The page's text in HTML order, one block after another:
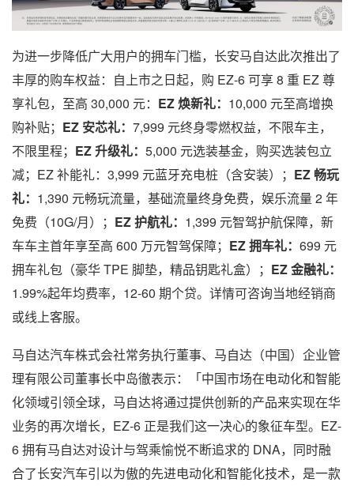
为进一步降低广大用户的拥车门槛，长安马自达此次推出了
丰厚的购车权益：自上市之日起，购 EZ-6 可享 8 重 EZ 尊
享礼包，至高 30,000 元： EZ 焕新礼： 10,000 元至高增换
购补贴； EZ 安芯礼： 7,999 元终身零燃权益，不限车主，
不限里程； EZ 升级礼： 5,000 元选装基金，购买选装包立
减；EZ 补能礼：3,999 元蓝牙充电桩（含安装）； EZ 畅玩
礼： 1,390 元畅玩流量，基础流量终身免费，娱乐流量 2 年
免费（10G/月）； EZ 护航礼： 1,399 元智驾护航保障，新
车车主首年享至高 600 万元智驾保障； EZ 拥车礼： 699 元
拥车礼包（豪华 TPE 脚垫，精品钥匙礼盒）； EZ 金融礼：
1.99%起年均费率，12-60 期个贷。详情可咨询当地经销商
或线上客服。
马自达汽车株式会社常务执行董事、马自达（中国）企业管
理有限公司董事长中岛徹表示：「中国市场在电动化和智能
化领域引领全球，马自达将通过提供创新的产品来实现在华
业务的再次增长，EZ-6 正是我们这一决心的象征车型。EZ-
6 拥有马自达对设计与驾乘愉悦不断追求的 DNA，同时融
合了长安汽车引以为傲的先进电动化和智能化技术，是一款